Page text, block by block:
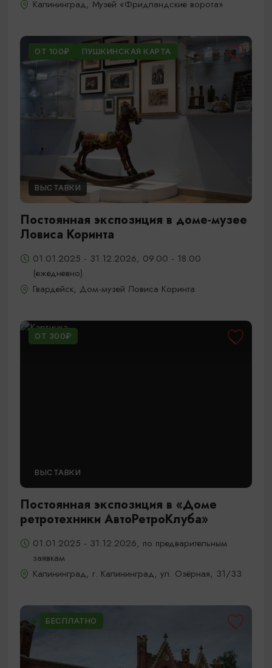
Калининград, Музей «Фридландские ворота»
ОТ 100₽ ПУШКИНСКАЯ КАРТА
ВЫСТАВКИ
Постоянная экспозиция в доме-музее
Ловиса Коринта
01.01.2025 - 31.12.2026, 09.00 - 18.00
(ежедневно)
Гвардейск, Дом-музей Ловиса Коринта
ОТ 300₽
ВЫСТАВКИ
Постоянная экспозиция в «Доме
ретротехники АвтоРетроКлуба»
01.01.2025 - 31.12.2026, по предварительным
заявкам
Калининград, г. Калининград, ул. Озёрная, 31/33
БЕСПЛАТНО